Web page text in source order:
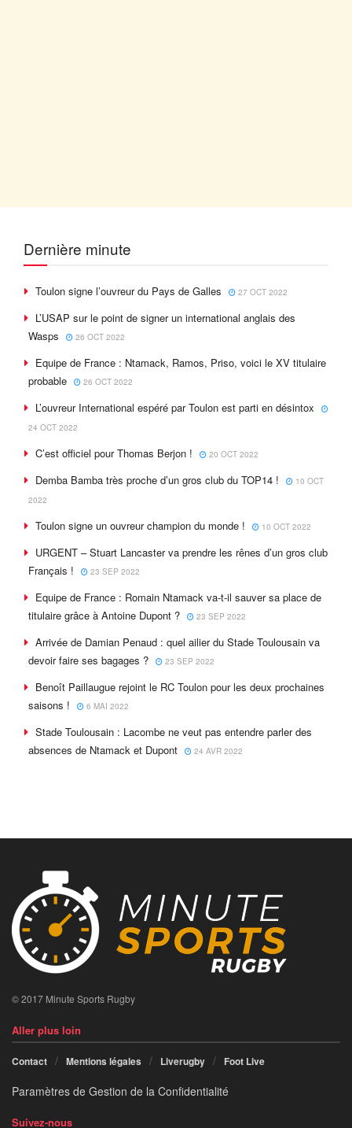
Dernière minute
Toulon signe l’ouvreur du Pays de Galles 27 OCT 2022
L’USAP sur le point de signer un international anglais des
Wasps
26 OCT 2022
Equipe de France : Ntamack, Ramos, Priso, voici le XV titulaire
probable
26 OCT 2022
L’ouvreur International espéré par Toulon est parti en désintox
24 OCT 2022
C’est officiel pour Thomas Berjon ! 20 OCT 2022
Demba Bamba très proche d’un gros club du TOP14 !
10 OCT
2022
Toulon signe un ouvreur champion du monde ! 10 OCT 2022
URGENT – Stuart Lancaster va prendre les rênes d’un gros club
Français !
23 SEP 2022
Equipe de France : Romain Ntamack va-t-il sauver sa place de
titulaire grâce à Antoine Dupont ?
23 SEP 2022
Arrivée de Damian Penaud : quel ailier du Stade Toulousain va
devoir faire ses bagages ?
23 SEP 2022
Benoît Paillaugue rejoint le RC Toulon pour les deux prochaines
saisons !
6 MAI 2022
Stade Toulousain : Lacombe ne veut pas entendre parler des
absences de Ntamack et Dupont
24 AVR 2022
© 2017 Minute Sports Rugby
Aller plus loin
Contact Mentions légales Liverugby Foot Live
Paramètres de Gestion de la Confidentialité
Suivez-nous